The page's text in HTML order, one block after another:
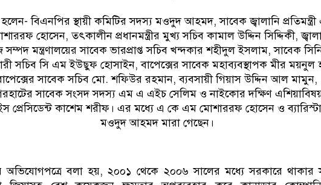
বিএনপির স্থায়ী কমিটির সদস্য মওদুদ আহমদ, সাবেক জ্বালানি
হোসেন, তৎকালীন প্রধানমন্ত্রীর মুখ্য সচিব কামাল উদ্দিন সিদ্দিকী,
সম্পদ মন্ত্রণালয়ের সাবেক ভারপ্রাপ্ত সচিব খন্দকার শহীদুল ইসলাম, সাবেক
সচিব সি এম ইউছুফ হোসাইন, বাপেক্সের সাবেক মহাব্যবস্থাপক মীর ময়নুল
সাবেক সচিব মো. শফিউর রহমান, ব্যবসায়ী গিয়াস উদ্দিন আল মামুন,
সাবেক সংসদ সদস্য এম এ এইচ সেলিম ও নাইকোর দক্ষিণ
প্রেসিডেন্ট কাশেম শরীফ। এর মধ্যে এ কে এম মোশাররফ হোসেন ও
মওদুদ আহমদ মারা গেছেন।
অভিযোগপত্রে বলা হয়, ২০০১ থেকে ২০০৬ সালের মধ্যে সরকারে থাকার